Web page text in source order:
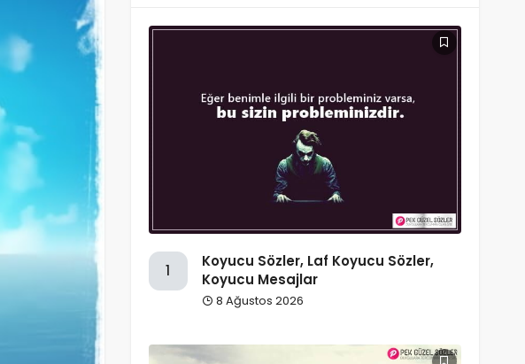
1
Koyucu Sözler, Laf Koyucu Sözler,
Koyucu Mesajlar
8 Ağustos 2026